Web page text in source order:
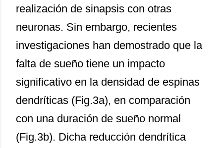
realización de sinapsis con otras
neuronas. Sin embargo, recientes
investigaciones han demostrado que la
falta de sueño tiene un impacto
significativo en la densidad de espinas
dendríticas (Fig.3a), en comparación
con una duración de sueño normal
(Fig.3b). Dicha reducción dendrítica